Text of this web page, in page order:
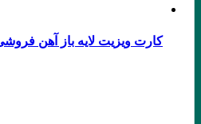
کارت ویزیت لایه باز آهن فروشی